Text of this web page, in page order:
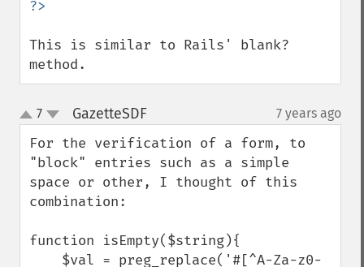
This is similar to Rails' blank?
method.
up
down
7 GazetteSDF¶ 7 years ago
For the verification of a form, to
"block" entries such as a simple
space or other, I thought of this
combination:
function isEmpty($string){